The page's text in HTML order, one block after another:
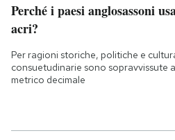
Perché i paesi anglosassoni
acri?
Per ragioni storiche, politiche e
consuetudinarie sono sopravvissute
metrico decimale